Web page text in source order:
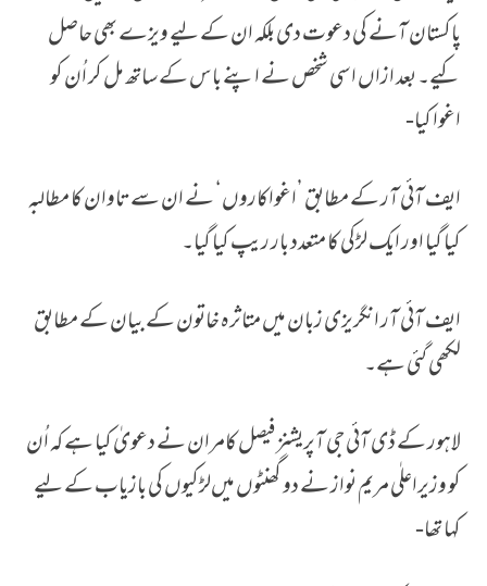
پاکستان آنے کی دعوت دی بلکہ ان کے لیے ویزے بھی حاصل
کیے۔ بعد ازاں‌ اسی شخص نے اپنے باس کے ساتھ مل کر اُن کو
اغوا کیا-
ایف آئی آر کے مطابق ’اغواکاروں‘ نے ان سے تاوان کا مطالبہ
کیا گیا اور ایک لڑکی کا متعدد بار ریپ کیا گیا۔
ایف آئی آر انگریزی زبان میں متاثرہ خاتون کے بیان کے مطابق
لکھی گئی ہے۔
لاہور کے ڈی آئی جی آپریشنز فیصل کامران نے دعویٰ کیا ہے کہ اُن
کو وزیراعلٰی مریم نواز نے دو گھنٹوں میں‌لڑکیوں کی بازیاب کے لیے
کہا تھا-